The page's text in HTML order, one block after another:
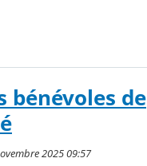
bénévoles de
2025 09:57